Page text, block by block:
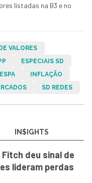
listadas na B3 e no
VALORES
ESPECIAIS SD
INFLAÇÃO
SD REDES
IN$IGHTS
Fitch deu sinal de
lideram perdas